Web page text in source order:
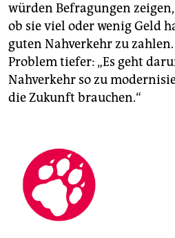
würden Befragungen
ob sie viel oder wenig Geld
guten Nahverkehr zu
Pro­blem tiefer: „Es geht
Nahverkehr so zu
die Zukunft brauchen.“